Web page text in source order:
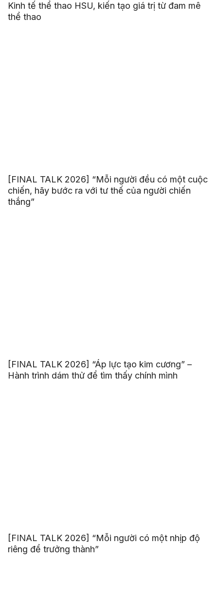
Kinh tế thể thao HSU, kiến tạo giá trị từ đam mê
thể thao
[FINAL TALK 2026] “Mỗi người đều có một cuộc
chiến, hãy bước ra với tư thế của người chiến
thắng”
[FINAL TALK 2026] “Áp lực tạo kim cương” –
Hành trình dám thử để tìm thấy chính mình
[FINAL TALK 2026] “Mỗi người có một nhịp độ
riêng để trưởng thành”